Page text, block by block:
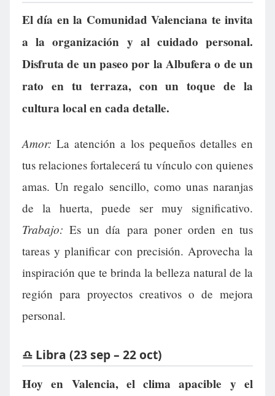
El día en la Comunidad Valenciana te invita
a la organización y al cuidado personal.
Disfruta de un paseo por la Albufera o de un
rato en tu terraza, con un toque de la
cultura local en cada detalle.
Amor: La atención a los pequeños detalles en
tus relaciones fortalecerá tu vínculo con quienes
amas. Un regalo sencillo, como unas naranjas
de la huerta, puede ser muy significativo.
Trabajo: Es un día para poner orden en tus
tareas y planificar con precisión. Aprovecha la
inspiración que te brinda la belleza natural de la
región para proyectos creativos o de mejora
personal.
♎ Libra (23 sep – 22 oct)
Hoy en Valencia, el clima apacible y el